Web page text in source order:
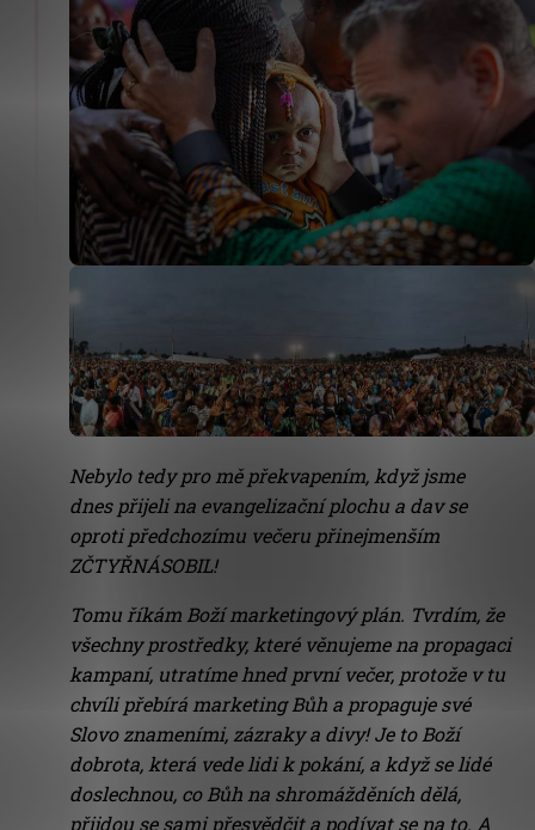
Nebylo tedy pro mě překvapením, když jsme
dnes přijeli na evangelizační plochu a dav se
oproti předchozímu večeru přinejmenším
ZČTYŘNÁSOBIL!
Tomu říkám Boží marketingový plán. Tvrdím, že
všechny prostředky, které věnujeme na propagaci
kampaní, utratíme hned první večer, protože v tu
chvíli přebírá marketing Bůh a propaguje své
Slovo znameními, zázraky a divy! Je to Boží
dobrota, která vede lidi k pokání, a když se lidé
doslechnou, co Bůh na shromážděních dělá,
přijdou se sami přesvědčit a podívat se na to. A